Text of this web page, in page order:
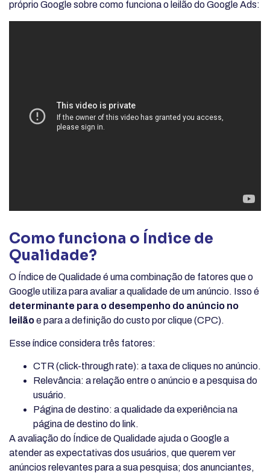
próprio Google sobre como funciona o leilão do Google Ads:
Como funciona o Índice de
Qualidade?
O Índice de Qualidade é uma combinação de fatores que o
Google utiliza para avaliar a qualidade de um anúncio. Isso é
determinante para o desempenho do anúncio no
leilãoe para a definição do custo por clique (CPC).
Esse índice considera três fatores:
CTR (click-through rate): a taxa de cliques no anúncio.
Relevância: a relação entre o anúncio e a pesquisa do
usuário.
Página de destino: a qualidade da experiência na
página de destino do link.
A avaliação do Índice de Qualidade ajuda o Google a
atender as expectativas dos usuários, que querem ver
anúncios relevantes para a sua pesquisa; dos anunciantes,